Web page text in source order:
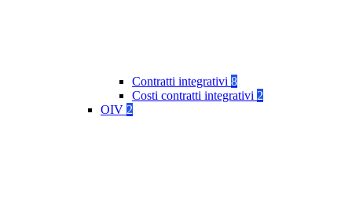
Contratti integrativi 8
Costi contratti integrativi 2
OIV 2